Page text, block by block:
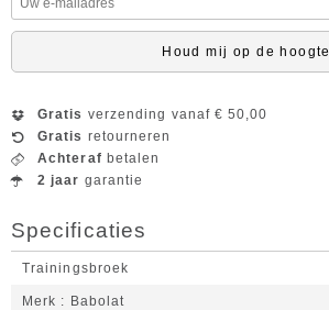
Houd mij op de hoogte
Gratis verzending vanaf € 50,00
Gratis retourneren
Achteraf betalen
2 jaar garantie
Specificaties
Trainingsbroek
Merk Babolat